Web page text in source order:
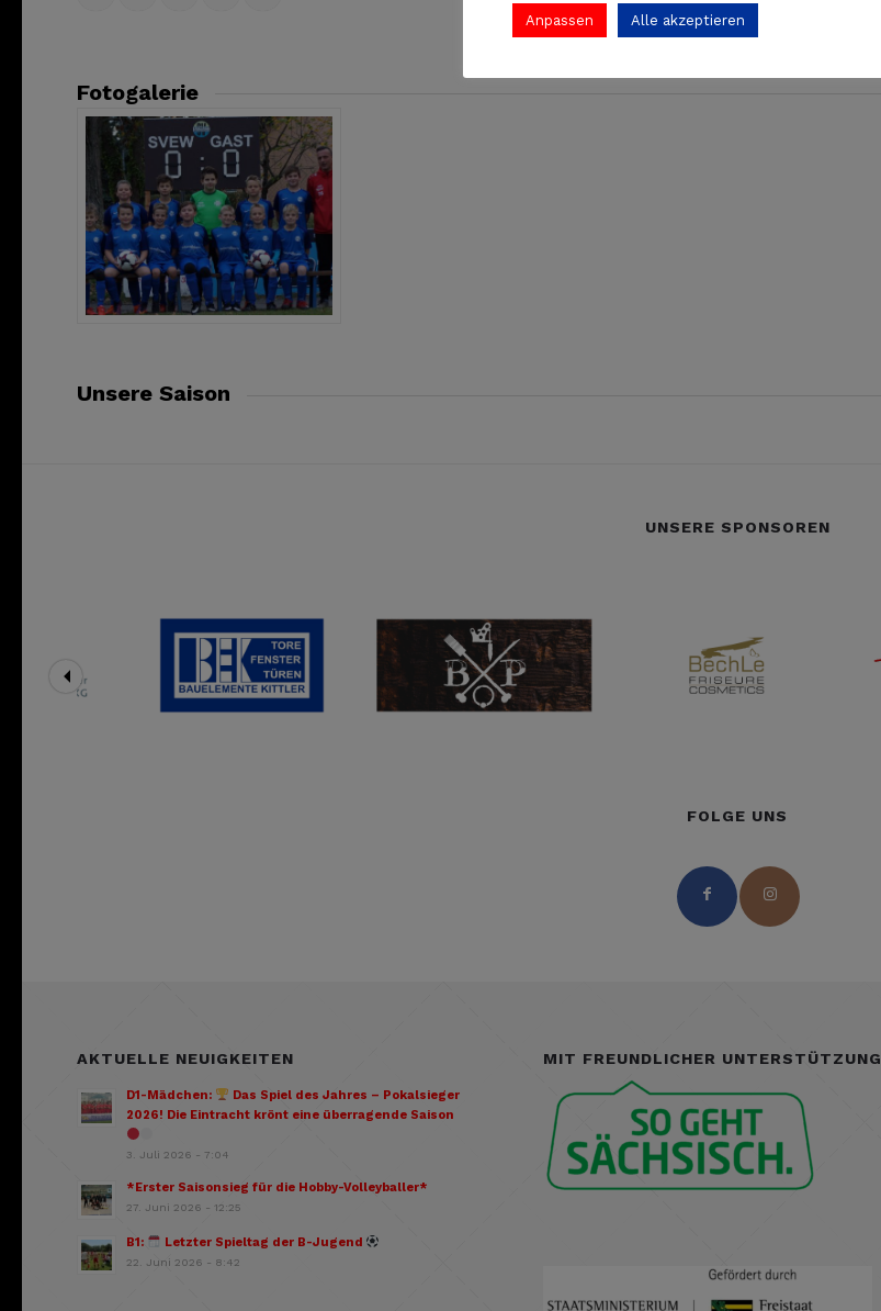
Fotogalerie
Unsere Saison
UNSERE SPONSOREN
FOLGE UNS
AKTUELLE NEUIGKEITEN
D1-Mädchen:
Das Spiel des Jahres – Pokalsieger
2026! Die Eintracht krönt eine überragende Saison
3. Juli 2026 - 7:04
*Erster Saisonsieg für die Hobby-Volleyballer*
27. Juni 2026 - 12:25
B1: Letzter Spieltag der B-Jugend
22. Juni 2026 - 8:42
MIT FREUNDLICHER UNTERSTÜTZUNG
Anpassen Alle akzeptieren